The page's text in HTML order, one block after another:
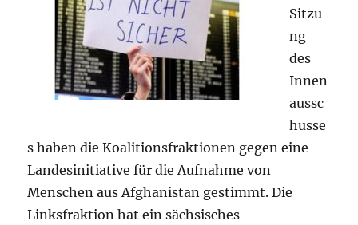
Sitzu
ng
des
Innen
aussc
husse
s haben die Koalitionsfraktionen gegen eine
Landesinitiative für die Aufnahme von
Menschen aus Afghanistan gestimmt. Die
Linksfraktion hat ein sächsisches